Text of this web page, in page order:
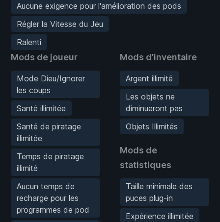
Aucune exigence pour l'amélioration des pods
Régler la Vitesse du Jeu
Ralenti
Mods de joueur
Mode Dieu/Ignorer
les coups
Santé illimitée
Santé de piratage
illimitée
Temps de piratage
illimité
Aucun temps de
recharge pour les
programmes de pod
Mods d’inventaire
Argent illimité
Les objets ne
diminueront pas
Objets Illimités
Mods de
statistiques
Taille minimale des
puces plug-in
Expérience illimitée